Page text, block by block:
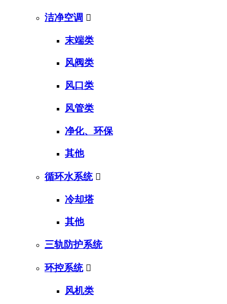
洁净空调 
末端类
风阀类
风口类
风管类
净化、环保
其他
循环水系统 
冷却塔
其他
三轨防护系统
环控系统 
风机类